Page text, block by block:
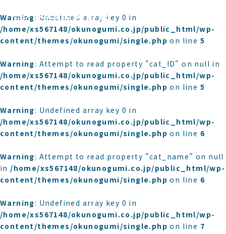
Warning: Undefined array key 0 in
/home/xs567148/okunogumi.co.jp/public_html/wp-
content/themes/okunogumi/single.php on line 5
Warning: Attempt to read property "cat_ID" on null in
/home/xs567148/okunogumi.co.jp/public_html/wp-
content/themes/okunogumi/single.php on line 5
Warning: Undefined array key 0 in
/home/xs567148/okunogumi.co.jp/public_html/wp-
content/themes/okunogumi/single.php on line 6
Warning: Attempt to read property "cat_name" on null
in /home/xs567148/okunogumi.co.jp/public_html/wp-
content/themes/okunogumi/single.php on line 6
Warning: Undefined array key 0 in
/home/xs567148/okunogumi.co.jp/public_html/wp-
content/themes/okunogumi/single.php on line 7